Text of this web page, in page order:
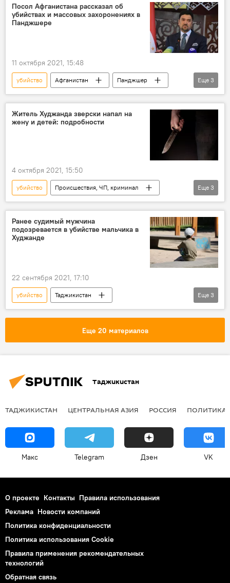
Посол Афганистана рассказал об
убийствах и массовых захоронениях в
Панджшере
11 октября 2021, 15:48
убийство Афганистан
Панджшер
конфликт
талибы посол
Еще 3
Житель Худжанда зверски напал на
жену и детей: подробности
4 октября 2021, 15:50
убийство
Происшествия, ЧП, криминал
МВД Таджикистана
Таджикистан
Новости Худжанда и Согдийской области
Еще 3
Ранее судимый мужчина
подозревается в убийстве мальчика в
Худжанде
22 сентября 2021, 17:10
убийство
Таджикистан
Происшествия, ЧП, криминал
Новости Худжанда и Согдийской области
Еще 3
Еще 20 материалов
Таджикистан
ТАДЖИКИСТАН ЦЕНТРАЛЬНАЯ АЗИЯ РОССИЯ ПОЛИТИКА
Макс Telegram Дзен VK
О проекте Контакты Правила использования
Реклама Новости компаний
Политика конфиденциальности
Политика использования Cookie
Правила применения рекомендательных
технологий
Обратная связь